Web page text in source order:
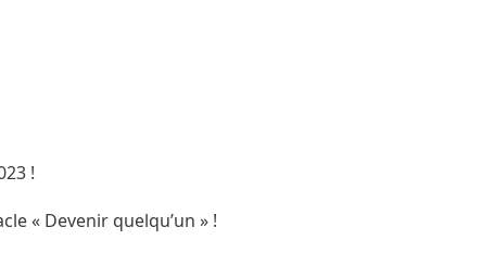
!
« Devenir quelqu’un » !